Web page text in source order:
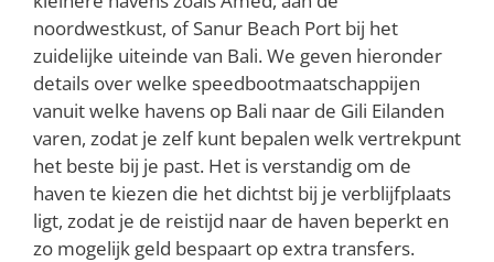
noordwestkust, of Sanur Beach Port bij het
zuidelijke uiteinde van Bali. We geven hieronder
details over welke speedbootmaatschappijen
vanuit welke havens op Bali naar de Gili Eilanden
varen, zodat je zelf kunt bepalen welk vertrekpunt
het beste bij je past. Het is verstandig om de
haven te kiezen die het dichtst bij je verblijfplaats
ligt, zodat je de reistijd naar de haven beperkt en
zo mogelijk geld bespaart op extra transfers.